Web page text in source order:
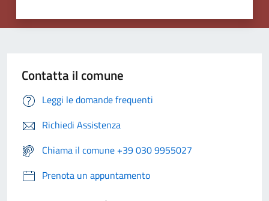
Contatta il comune
Leggi le domande frequenti
Richiedi Assistenza
Chiama il comune +39 030 9955027
Prenota un appuntamento